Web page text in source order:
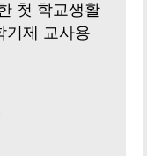
첫 학교생활
기제 교사용